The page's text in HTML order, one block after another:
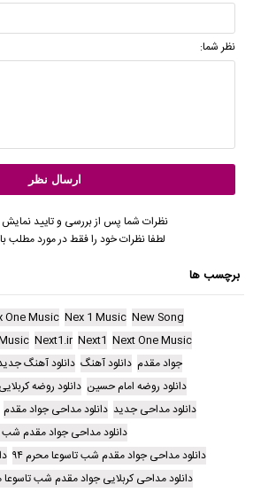
نظر شما:
نظرات شما پس از بررسی و تایید
لطفا نظرات خود را فقط در مورد مطلب
برچسب ها
New Song
Nex 1 Music
One Music
Next One Music
Next1
Next1.ir
جواد مقدم دانلود آهنگ دانلود آهنگ
دانلود روضه امام حسین دانلود روضه
دانلود مداحی جدید دانلود مداحی جواد مقدم
دانلود مداحی جواد مقدم شب
دانلود مداحی جواد مقدم شب تاسوعا محرم ۹۴
دانلود مداحی کربلایی جواد مقدم شب تاسوعا